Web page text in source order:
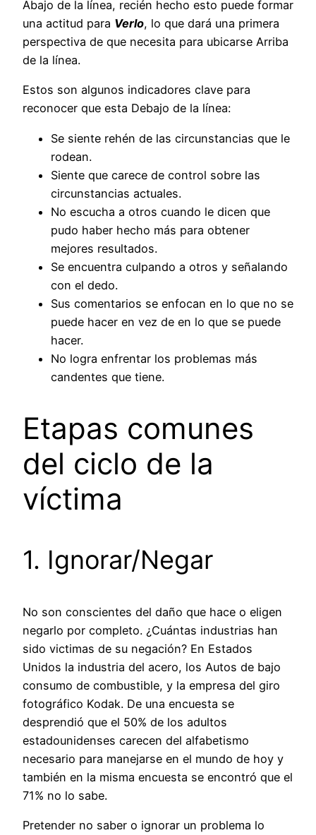
Abajo de la línea, recién hecho esto puede formar
una actitud para Verlo, lo que dará una primera
perspectiva de que necesita para ubicarse Arriba
de la línea.
Estos son algunos indicadores clave para
reconocer que esta Debajo de la línea:
Se siente rehén de las circunstancias que le
rodean.
Siente que carece de control sobre las
circunstancias actuales.
No escucha a otros cuando le dicen que
pudo haber hecho más para obtener
mejores resultados.
Se encuentra culpando a otros y señalando
con el dedo.
Sus comentarios se enfocan en lo que no se
puede hacer en vez de en lo que se puede
hacer.
No logra enfrentar los problemas más
candentes que tiene.
Etapas comunes
del ciclo de la
víctima
1. Ignorar/Negar
No son conscientes del daño que hace o eligen
negarlo por completo. ¿Cuántas industrias han
sido victimas de su negación? En Estados
Unidos la industria del acero, los Autos de bajo
consumo de combustible, y la empresa del giro
fotográfico Kodak. De una encuesta se
desprendió que el 50% de los adultos
estadounidenses carecen del alfabetismo
necesario para manejarse en el mundo de hoy y
también en la misma encuesta se encontró que el
71% no lo sabe.
Pretender no saber o ignorar un problema lo